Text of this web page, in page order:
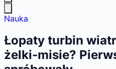
Nauka
Łopaty turbin
żelki-misie?